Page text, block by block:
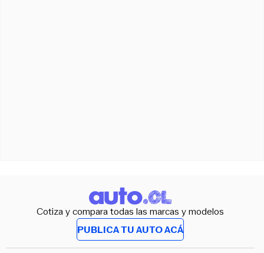
Cotiza y compara todas las marcas y modelos
PUBLICA TU AUTO ACÁ